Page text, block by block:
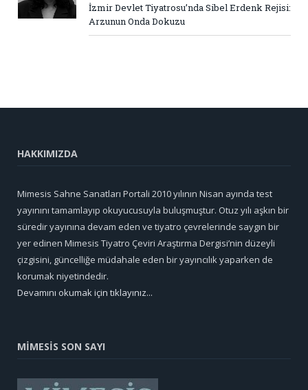
İzmir Devlet Tiyatrosu’nda Sibel Erdenk Rejisi:
Arzunun Onda Dokuzu
HAKKIMIZDA
Mimesis Sahne Sanatları Portali 2010 yılının Nisan ayında test
yayınını tamamlayıp okuyucusuyla buluşmuştur. Otuz yılı aşkın bir
süredir yayınına devam eden ve tiyatro çevrelerinde saygın bir
yer edinen Mimesis Tiyatro Çeviri Araştırma Dergisi’nin düzeyli
çizgisini, güncelliğe müdahale eden bir yayıncılık yaparken de
korumak niyetindedir.
Devamını okumak için tıklayınız...
MİMESİS SON SAYI